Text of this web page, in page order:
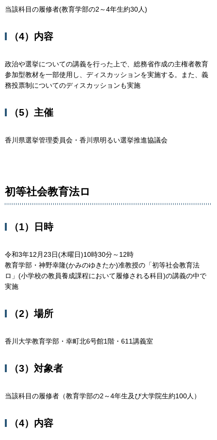
当該科目の履修者(教育学部の2～4年生約30人)
（4）内容
政治や選挙についての講義を行った上で、総務省作成の主権者教育
参加型教材を一部使用し、ディスカッションを実施する。また、義
務投票制についてのディスカッションも実施
（5）主催
香川県選挙管理委員会・香川県明るい選挙推進協議会
初等社会教育法ロ
（1）日時
令和3年12月23日(木曜日)10時30分～12時
教育学部・神野幸隆(かみのゆきたか)准教授の「初等社会教育法
ロ」(小学校の教員養成課程において履修される科目)の講義の中で
実施
（2）場所
香川大学教育学部・幸町北6号館1階・611講義室
（3）対象者
当該科目の履修者（教育学部の2～4年生及び大学院生約100人）
（4）内容